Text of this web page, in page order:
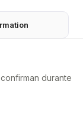
durante